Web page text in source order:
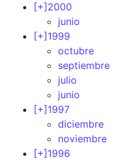
[+] 2000
junio
[+] 1999
octubre
septiembre
julio
junio
[+] 1997
diciembre
noviembre
[+] 1996